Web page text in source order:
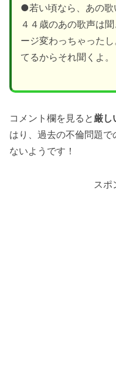
●若い頃なら、あの歌
４４歳のあの歌声は
ージ変わっちゃった
てるからそれ聞くよ。
コメント欄を見ると 厳し
はり、過去の不倫問題
ないようです！
スポ